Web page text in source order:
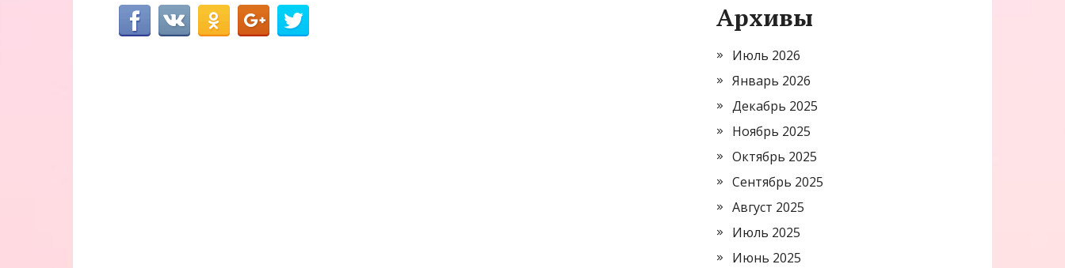
Архивы
Июль 2026
Январь 2026
Декабрь 2025
Ноябрь 2025
Октябрь 2025
Сентябрь 2025
Август 2025
Июль 2025
Июнь 2025